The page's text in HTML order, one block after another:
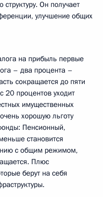
Он получает
улучшение общих
на прибыль первые
– два процента –
сокращается до пяти
20 процентов уходит
имущественных
хорошую льготу
Пенсионный,
становится
с общим режимом,
Плюс
берут на себя